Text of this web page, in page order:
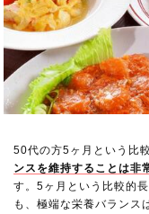
50代の方5ヶ月という比
ンスを維持することは非
す。5ヶ月という比較的
も、極端な栄養バランス